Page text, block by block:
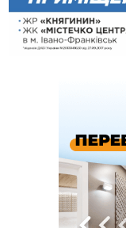
вагову гирку
09:39
У Франківську
на аорті
У
хлопчика з
Загальна
футбольних
На "зебрі" у
Прикарпаття
рекордсмен за
Де